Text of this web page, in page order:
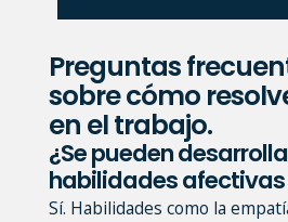
Preguntas
sobre cómo
en el trabajo.
¿Se pueden
habilidades afectivas
Sí. Habilidades como la